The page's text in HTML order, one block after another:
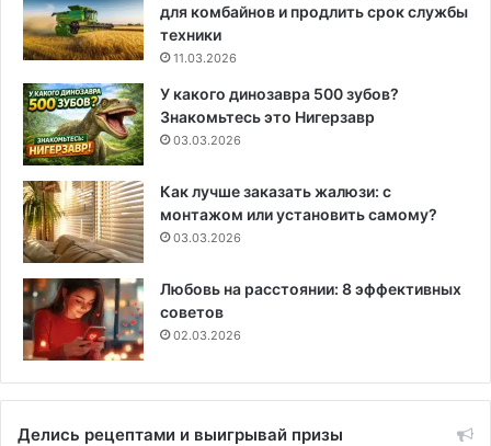
для комбайнов и продлить срок службы
техники
11.03.2026
У какого динозавра 500 зубов?
Знакомьтесь это Нигерзавр
03.03.2026
Как лучше заказать жалюзи: с
монтажом или установить самому?
03.03.2026
Любовь на расстоянии: 8 эффективных
советов
02.03.2026
Делись рецептами и выигрывай призы